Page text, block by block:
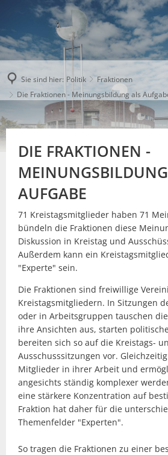
Sie sind hier: Politik
Fraktionen
Die Fraktionen - Meinungsbildung als
DIE FRAKTIONEN -
AUFGABE
71 Kreistagsmitglieder haben 71
bündeln die Fraktionen diese
Diskussion in Kreistag und
Außerdem kann ein
"Experte" sein.
Die Fraktionen sind freiwillige
Kreistagsmitgliedern. In Sitzungen
oder in Arbeitsgruppen tauschen
ihre Ansichten aus, starten
bereiten sich so auf die Kreistags-
Ausschusssitzungen vor.
Mitglieder in ihrer Arbeit und
angesichts ständig komplexer
eine stärkere Konzentration auf
Fraktion hat daher für die
Themenfelder "Experten".
So tragen die Fraktionen zu einer